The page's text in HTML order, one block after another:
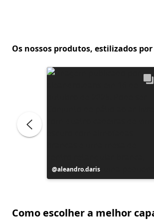
Os nossos produtos, estilizados
Postagem
publicada
aleandro.daris
Como escolher a melhor